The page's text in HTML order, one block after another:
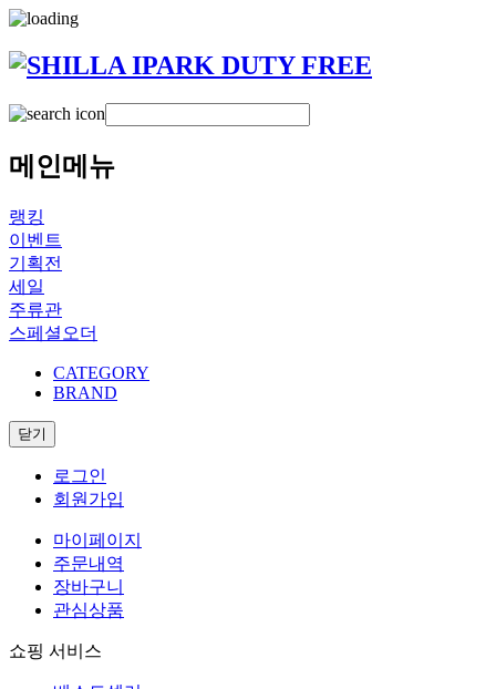
메인메뉴
랭킹
이벤트
기획전
세일
주류관
스페셜오더
CATEGORY
BRAND
닫기
로그인
회원가입
마이페이지
주문내역
장바구니
관심상품
쇼핑 서비스